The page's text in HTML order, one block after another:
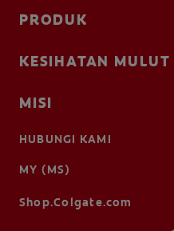
PRODUK
KESIHATAN MULUT
MISI
HUBUNGI KAMI
MY (MS)
Shop.Colgate.com